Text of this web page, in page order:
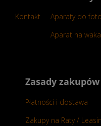
Kontakt
Aparaty do
Aparat na
Zasady zakupów
Płatności i dostawa
Zakupy na Raty /